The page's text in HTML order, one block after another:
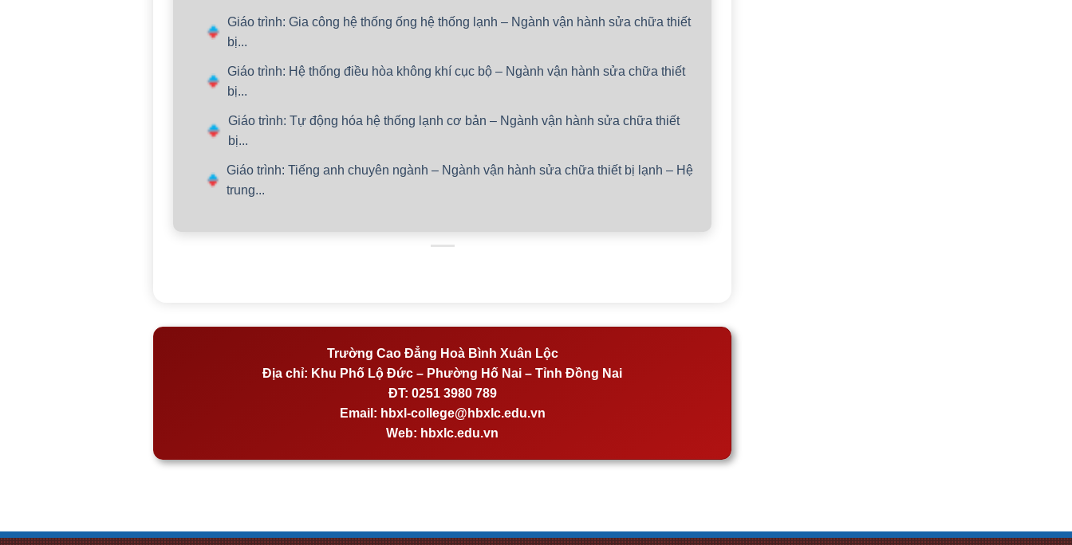
Giáo trình: Gia công hệ thống ống hệ thống lạnh – Ngành vận hành sửa chữa thiết
bị...
Giáo trình: Hệ thống điều hòa không khí cục bộ – Ngành vận hành sửa chữa thiết
bị...
Giáo trình: Tự động hóa hệ thống lạnh cơ bản – Ngành vận hành sửa chữa thiết
bị...
Giáo trình: Tiếng anh chuyên ngành – Ngành vận hành sửa chữa thiết bị lạnh – Hệ
trung...
Trường Cao Đẳng Hoà Bình Xuân Lộc
Địa chỉ: Khu Phố Lộ Đức – Phường Hố Nai – Tỉnh Đồng Nai
ĐT: 0251 3980 789
Email: hbxl-college@hbxlc.edu.vn
Web: hbxlc.edu.vn